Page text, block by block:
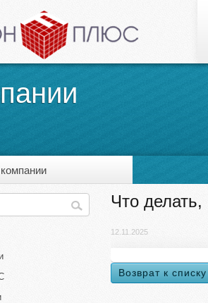
Что
12.11.2025
Возврат к списку